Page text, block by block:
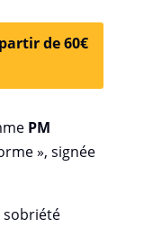
de 60€
PM
», signée
sobriété